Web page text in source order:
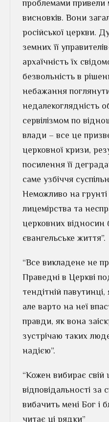
проблемами
висновків. Вони
російської церкви.
земних її
архаїчність їх
безвольність в
небажання
недалекоглядність
сервілізмом по
влади – все це
церковної кризи,
посилення її
саме узбіччя
Неможливо на грунті
лицемірства та
церковних відносин
євангельське життя”.
“Все викладене не
Праведні в Церкві
тендітній
але варто на неї
правди, як вона
зустрічаю таких
надією”.
“Кожен вибирає свій
відповідальності за
вибачить мені Бог і
читає ці рядки”